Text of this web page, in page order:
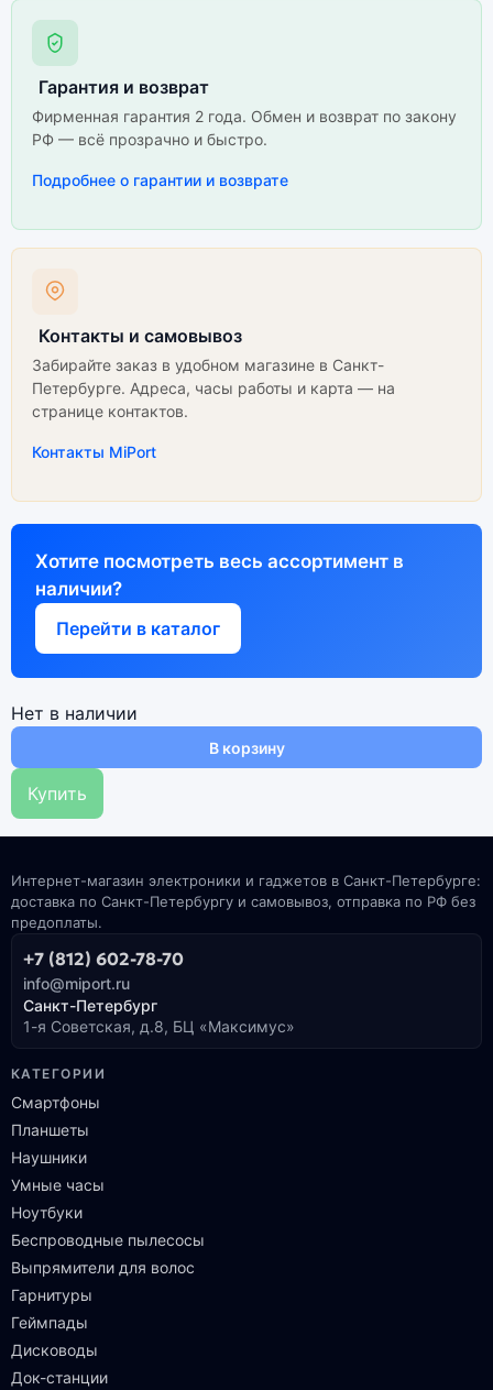
Гарантия и возврат
Фирменная гарантия 2 года. Обмен и возврат по закону
РФ — всё прозрачно и быстро.
Подробнее о гарантии и возврате
Контакты и самовывоз
Забирайте заказ в удобном магазине в Санкт-
Петербурге. Адреса, часы работы и карта — на
странице контактов.
Контакты MiPort
Хотите посмотреть весь ассортимент в
наличии?
Перейти в каталог
Нет в наличии
В корзину
Купить
Интернет-магазин электроники и гаджетов в Санкт-Петербурге:
доставка по Санкт-Петербургу и самовывоз, отправка по РФ без
предоплаты.
+7 (812) 602-78-70
info@miport.ru
Санкт-Петербург
1-я Советская, д.8, БЦ «Максимус»
КАТЕГОРИИ
Смартфоны
Планшеты
Наушники
Умные часы
Ноутбуки
Беспроводные пылесосы
Выпрямители для волос
Гарнитуры
Геймпады
Дисководы
Док-станции